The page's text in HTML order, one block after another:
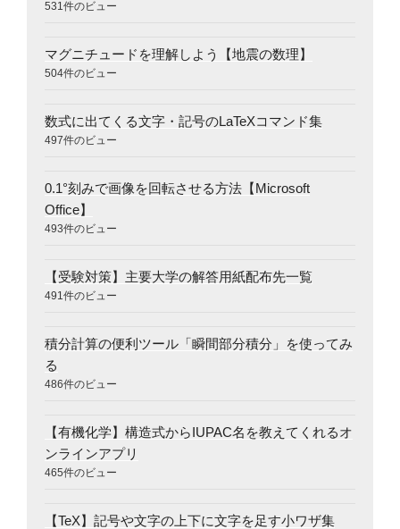
531件のビュー
マグニチュードを理解しよう【地震の数理】
504件のビュー
数式に出てくる文字・記号のLaTeXコマンド集
497件のビュー
0.1°刻みで画像を回転させる方法【Microsoft
Office】
493件のビュー
【受験対策】主要大学の解答用紙配布先一覧
491件のビュー
積分計算の便利ツール「瞬間部分積分」を使ってみ
る
486件のビュー
【有機化学】構造式からIUPAC名を教えてくれるオ
ンラインアプリ
465件のビュー
【TeX】記号や文字の上下に文字を足す小ワザ集